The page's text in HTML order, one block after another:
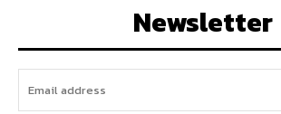
Newsletter